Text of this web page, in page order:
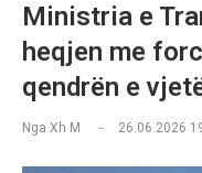
Ministria e
heqjen me
qendrën e
Nga Xh M 26.06.2026